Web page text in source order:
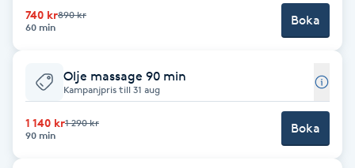
Extensions borttagning
Eyeliner-tatuering
Face framing
Faceliftmassage
740 kr890 kr
60 min
Boka
Olje massage 90 min
Kampanjpris till 31 aug
1 140 kr1 290 kr
90 min
Boka